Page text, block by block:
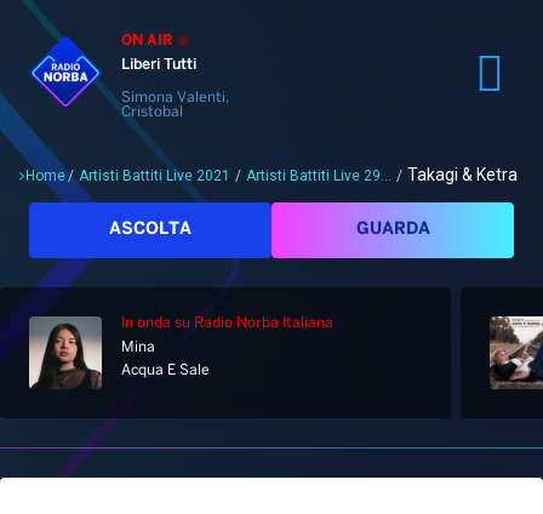
ON AIR
Liberi Tutti
Simona Valenti,
Cristobal
Cerca
Home
Radio
Notizie
Home/ Artisti Battiti Live 2021 / Artisti Battiti Live 29... / Takagi & Ketra
ASCOLTA GUARDA
In onda su Radio Norba Italiana
Mina
Acqua E Sale